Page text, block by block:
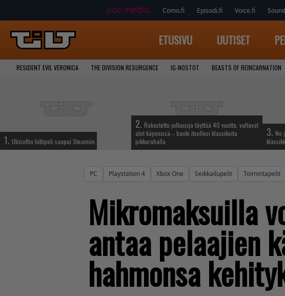
Como.fi Episodi.fi Voice.fi
ETUSIVU UUTISET
RESIDENT EVIL VERONICA THE DIVISION RESURGENCE IG-NOSTOT BEASTS OF REINCARNATION
1. Ubisoftin hittipeli saapui Steamiin
2. Rakastettu julkaisija täyttää 40 vuotta, valtavat
alet käynnissä – hanki itsellesi klassikoita
pikkurahalla
3. No
PC Playstation 4 Xbox One Seikkailupelit Toimintapelit
Mikromaksuilla
antaa pelaajien
hahmonsa